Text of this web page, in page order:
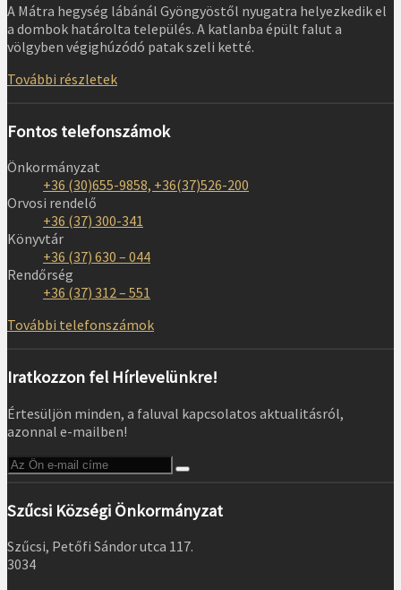
A Mátra hegység lábánál Gyöngyöstől nyugatra helyezkedik el
a dombok határolta település. A katlanba épült falut a
völgyben végighúzódó patak szeli ketté.
További részletek
Fontos telefonszámok
Önkormányzat
+36 (30)655-9858, +36(37)526-200
Orvosi rendelő
+36 (37) 300-341
Könyvtár
+36 (37) 630 – 044
Rendőrség
+36 (37) 312 – 551
További telefonszámok
Iratkozzon fel Hírlevelünkre!
Értesüljön minden, a faluval kapcsolatos aktualitásról,
azonnal e-mailben!
Szűcsi Községi Önkormányzat
Szűcsi, Petőfi Sándor utca 117.
3034